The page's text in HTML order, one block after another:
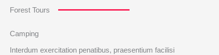
Forest Tours
Camping
Interdum exercitation penatibus, praesentium facilisi